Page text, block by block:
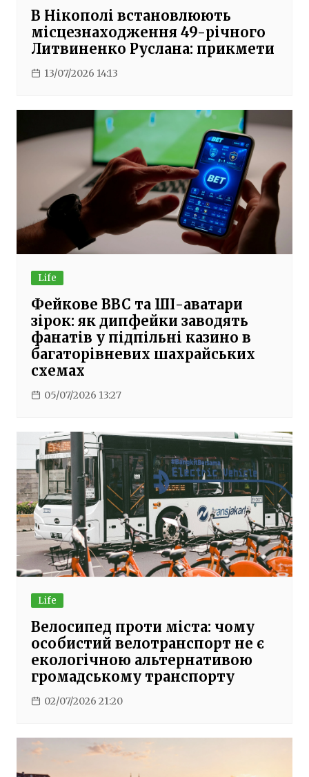
В Нікополі встановлюють
місцезнаходження 49-річного
Литвиненко Руслана: прикмети
13/07/2026 14:13
Life
Фейкове BBC та ШІ-аватари
зірок: як дипфейки заводять
фанатів у підпільні казино в
багаторівневих шахрайських
схемах
05/07/2026 13:27
Life
Велосипед проти міста: чому
особистий велотранспорт не є
екологічною альтернативою
громадському транспорту
02/07/2026 21:20